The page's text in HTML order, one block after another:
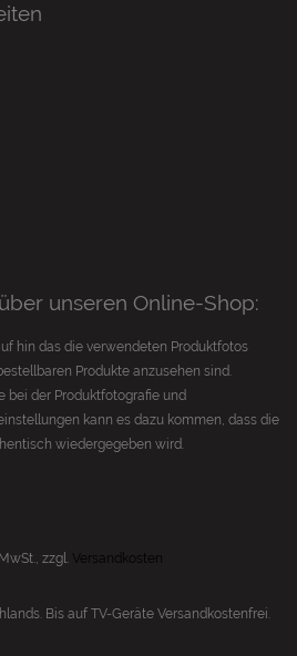
unseren Online-Shop:
hin das die verwendeten Produktfotos
Produkte anzusehen sind.
bei der Produktfotografie und
kann es dazu kommen, dass die
wiedergegeben wird.
zzgl. Versandkosten
Bis auf TV-Geräte Versandkostenfrei.